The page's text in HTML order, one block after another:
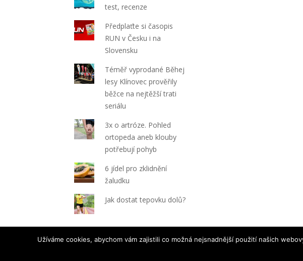
test, recenze
Předplaťte si časopis
RUN v Česku i na
Slovensku
Téměř vyprodané Běhej
lesy Klínovec prověřily
běžce na nejtěžší trati
seriálu
3x o artróze. Pohled
ortopeda aneb klouby
potřebují pohyb
6 jídel pro zklidnění
žaludku
Jak dostat tepovku dolů?
Užíváme cookies, abychom vám zajistili co možná nejsnadnější použití našich